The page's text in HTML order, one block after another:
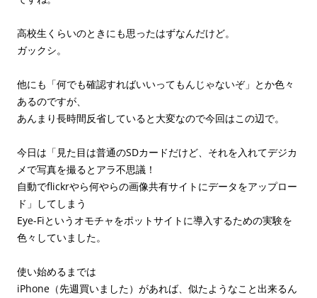
高校生くらいのときにも思ったはずなんだけど。
ガックシ。
他にも「何でも確認すればいいってもんじゃないぞ」とか色々
あるのですが、
あんまり長時間反省していると大変なので今回はこの辺で。
今日は「見た目は普通のSDカードだけど、それを入れてデジカ
メで写真を撮るとアラ不思議！
自動でflickrやら何やらの画像共有サイトにデータをアップロー
ド」してしまう
Eye-Fiというオモチャをポットサイトに導入するための実験を
色々していました。
使い始めるまでは
iPhone（先週買いました）があれば、似たようなこと出来るん